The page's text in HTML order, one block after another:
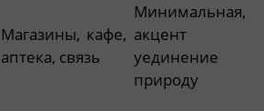
Магазины, кафе,
аптека, связь
Минимальная,
акцент
уединение
природу